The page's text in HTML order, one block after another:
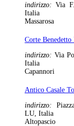
indirizzo:Via
Italia
Massarosa
Corte
indirizzo:Via
Italia
Capannori
Antico Casale
indirizzo:
LU, Italia
Altopascio